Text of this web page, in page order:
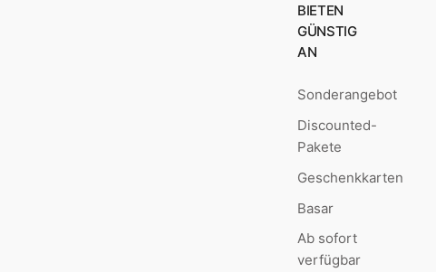
BIETEN
GÜNSTIG
AN
Sonderangebot
Discounted-
Pakete
Geschenkkarten
Basar
Ab sofort
verfügbar